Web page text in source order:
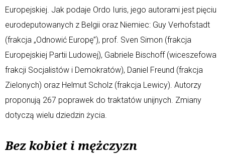
Europejskiej. Jak podaje Ordo Iuris, jego autorami jest pięciu
eurodeputowanych z Belgii oraz Niemiec: Guy Verhofstadt
(frakcja „Odnowić Europę”), prof. Sven Simon (frakcja
Europejskiej Partii Ludowej), Gabriele Bischoff (wiceszefowa
frakcji Socjalistów i Demokratów), Daniel Freund (frakcja
Zielonych) oraz Helmut Scholz (frakcja Lewicy). Autorzy
proponują 267 poprawek do traktatów unijnych. Zmiany
dotyczą wielu dziedzin życia.
Bez kobiet i mężczyzn